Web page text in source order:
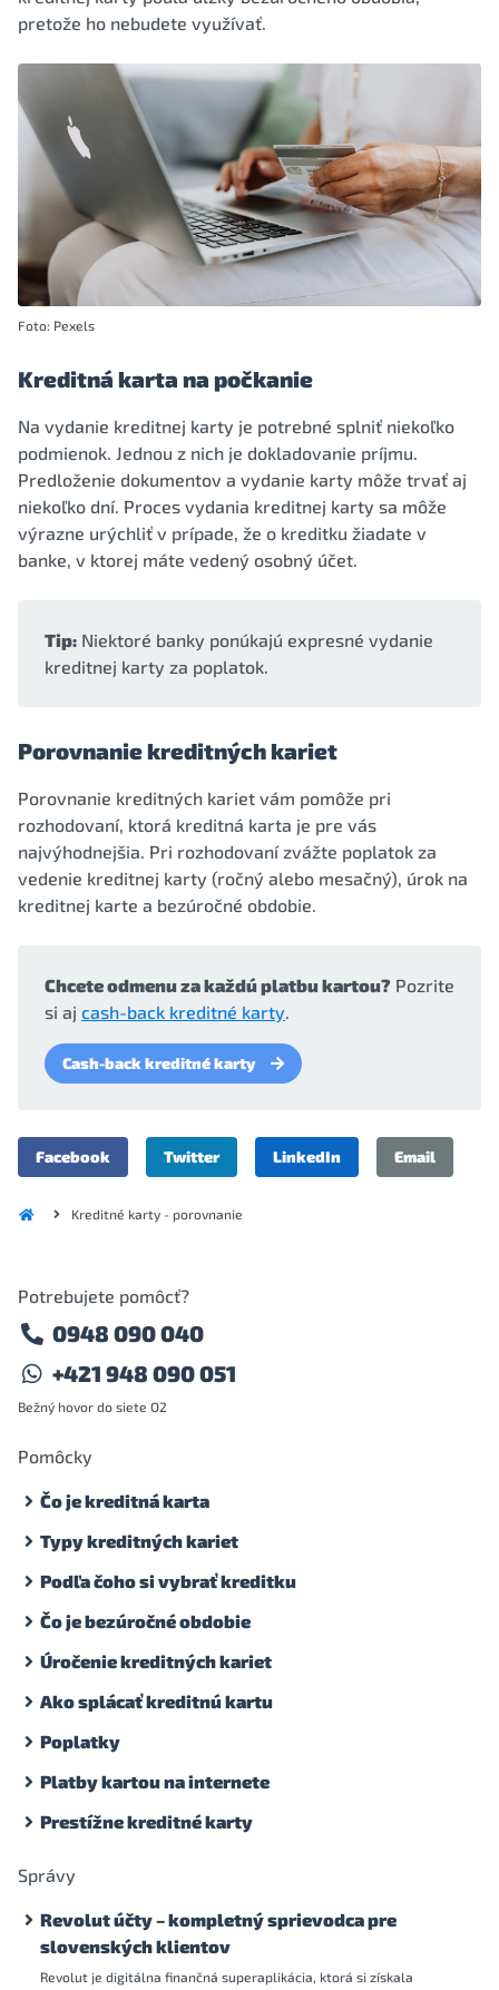
pretože ho nebudete využívať.
Foto: Pexels
Kreditná karta na počkanie
Na vydanie kreditnej karty je potrebné splniť niekoľko
podmienok. Jednou z nich je dokladovanie príjmu.
Predloženie dokumentov a vydanie karty môže trvať aj
niekoľko dní. Proces vydania kreditnej karty sa môže
výrazne urýchliť v prípade, že o kreditku žiadate v
banke, v ktorej máte vedený osobný účet.
Tip: Niektoré banky ponúkajú expresné vydanie
kreditnej karty za poplatok.
Porovnanie kreditných kariet
Porovnanie kreditných kariet vám pomôže pri
rozhodovaní, ktorá kreditná karta je pre vás
najvýhodnejšia. Pri rozhodovaní zvážte poplatok za
vedenie kreditnej karty (ročný alebo mesačný), úrok na
kreditnej karte a bezúročné obdobie.
Chcete odmenu za každú platbu kartou? Pozrite
si aj cash-back kreditné karty.
Cash-back kreditné karty
Facebook Twitter LinkedIn Email
Kreditné karty - porovnanie
Potrebujete pomôcť?
0948 090 040
+421 948 090 051
Bežný hovor do siete O2
Pomôcky
Čo je kreditná karta
Typy kreditných kariet
Podľa čoho si vybrať kreditku
Čo je bezúročné obdobie
Úročenie kreditných kariet
Ako splácať kreditnú kartu
Poplatky
Platby kartou na internete
Prestížne kreditné karty
Správy
Revolut účty – kompletný sprievodca pre
slovenských klientov
Revolut je digitálna finančná superaplikácia, ktorá si získala